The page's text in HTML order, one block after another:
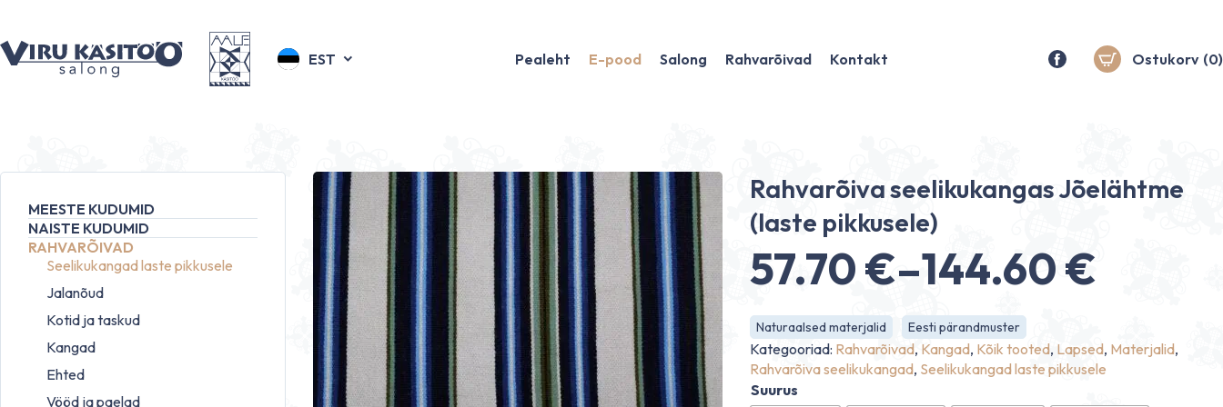
EST Pealeht E-pood Salong Rahvarõivad Kontakt Ostukorv (0)
MEESTE KUDUMID
NAISTE KUDUMID
RAHVARÕIVAD
Seelikukangad laste pikkusele
Jalanõud
Kotid ja taskud
Kangad
Ehted
Vööd ja paelad
Rahvarõiva seelikukangas Jõelähtme
(laste pikkusele)
57.70€–144.60€
Hinnavahemik:
57.70 €
Naturaalsed materjalid Eesti pärandmuster
Kategooriad: Rahvarõivad, Kangad, Kõik tooted, Lapsed, Materjalid,
Rahvarõiva seelikukangad, Seelikukangad laste pikkusele
Suurus